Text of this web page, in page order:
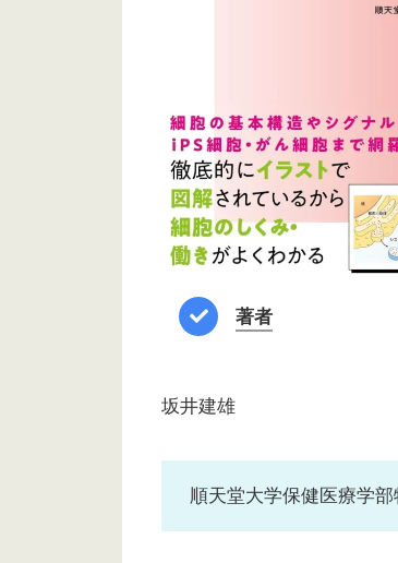
著者
坂井建雄
順天堂大学保健医療学